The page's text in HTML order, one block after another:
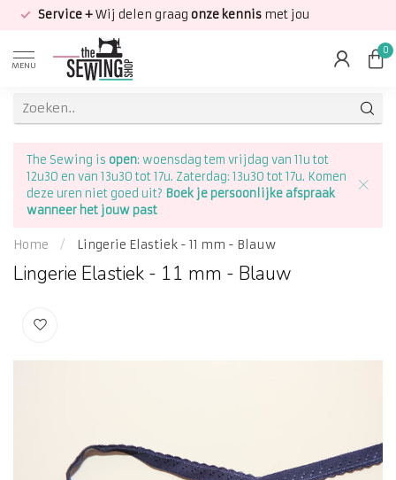
Service +Wij delen graag onze kennis met jou
MENU
0
The Sewing is open: woensdag tem vrijdag van 11u tot
12u30 en van 13u30 tot 17u. Zaterdag: 13u30 tot 17u. Komen
deze uren niet goed uit? Boek je persoonlijke afspraak
wanneer het jouw past
Home / Lingerie Elastiek - 11 mm - Blauw
Lingerie Elastiek - 11 mm - Blauw